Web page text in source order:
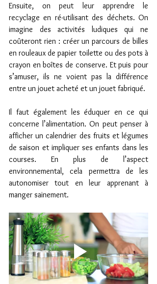
Ensuite, on peut leur apprendre le
recyclage en ré-utilisant des déchets. On
imagine des activités ludiques qui ne
coûteront rien : créer un parcours de billes
en rouleaux de papier toilette ou des pots à
crayon en boîtes de conserve. Et puis pour
s’amuser, ils ne voient pas la différence
entre un jouet acheté et un jouet fabriqué.
Il faut également les éduquer en ce qui
concerne l’alimentation. On peut penser à
afficher un calendrier des fruits et légumes
de saison et impliquer ses enfants dans les
courses. En plus de l’aspect
environnemental, cela permettra de les
autonomiser tout en leur apprenant à
manger sainement.